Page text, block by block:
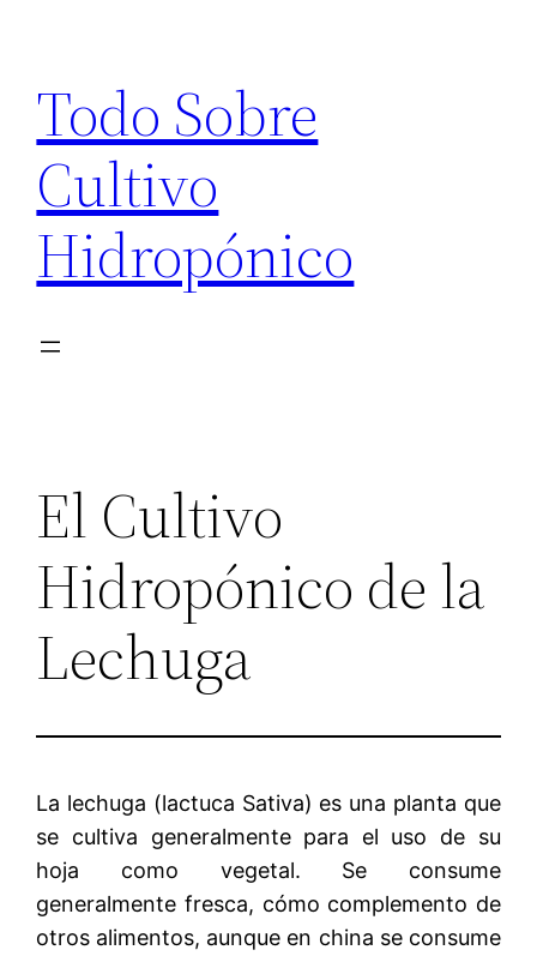
contenido
Todo Sobre
Cultivo
Hidropónico
El Cultivo
Hidropónico de la
Lechuga
La lechuga (lactuca Sativa) es una planta que
se cultiva generalmente para el uso de su
hoja como vegetal. Se consume
generalmente fresca, cómo complemento de
otros alimentos, aunque en china se consume